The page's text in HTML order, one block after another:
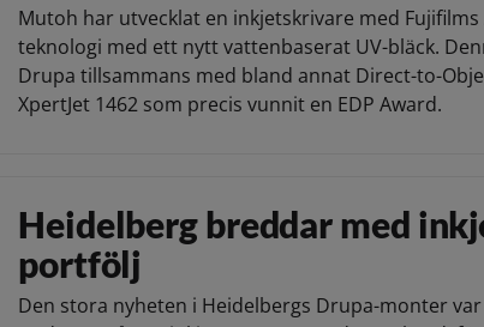
Mutoh har utvecklat en inkjetskrivare med Fujifilms
teknologi med ett nytt vattenbaserat UV-bläck.
Drupa tillsammans med bland annat Direct-to-
XpertJet 1462 som precis vunnit en EDP Award.
Heidelberg breddar med
portfölj
Den stora nyheten i Heidelbergs Drupa-monter